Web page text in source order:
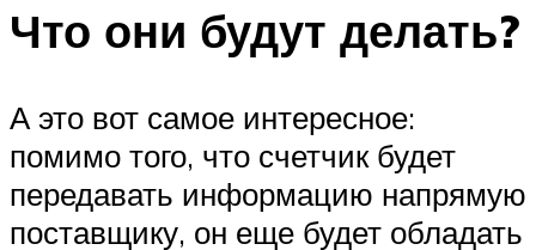
Что они будут делать?
А это вот самое интересное:
помимо того, что счетчик будет
передавать информацию напрямую
поставщику, он еще будет обладать